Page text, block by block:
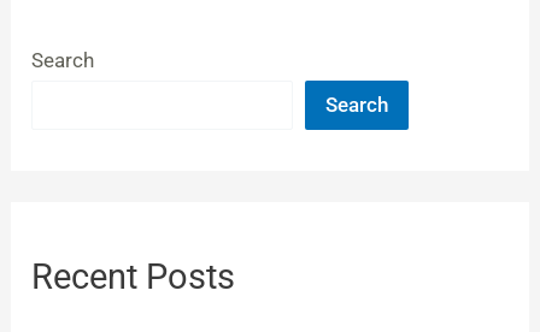
Search
Search
Recent Posts